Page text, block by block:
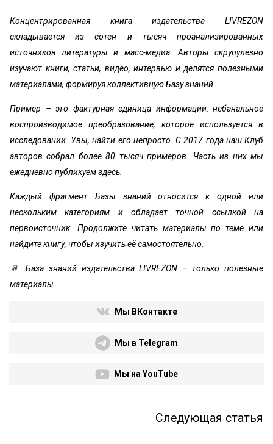
Концентрированная книга издательства LIVREZON
складывается из сотен и тысяч проанализированных
источников литературы и масс-медиа. Авторы скрупулёзно
изучают книги, статьи, видео, интервью и делятся полезными
материалами, формируя коллективную Базу знаний.
Пример – это фактурная единица информации: небанальное
воспроизводимое преобразование, которое используется в
исследовании. Увы, найти его непросто. С 2017 года наш Клуб
авторов собрал более 80 тысяч примеров. Часть из них мы
ежедневно публикуем здесь.
Каждый фрагмент Базы знаний относится к одной или
нескольким категориям и обладает точной ссылкой на
первоисточник. Продолжите читать материалы по теме или
найдите книгу, чтобы изучить её самостоятельно.
📎 База знаний издательства LIVREZON – только полезные
материалы.
Мы ВКонтакте
Мы в Telegram
Мы на YouTube
Следующая статья